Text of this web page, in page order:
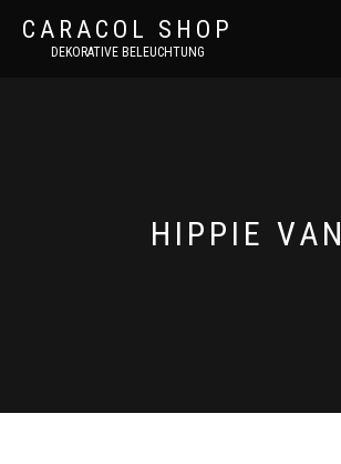
CARACOL SHOP
DEKORATIVE BELEUCHTUNG
HIPPIE VAN